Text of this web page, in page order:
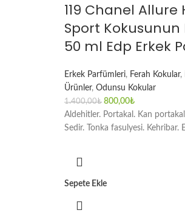
119 Chanel
Sport Kokusunun
50 ml Edp Erkek
Erkek Parfümleri, Ferah Kokular,
Ürünler, Odunsu Kokular
1.400,00₺ 800,00₺
Aldehitler. Portakal. Kan
Sedir. Tonka fasulyesi. Kehribar.
Sepete Ekle